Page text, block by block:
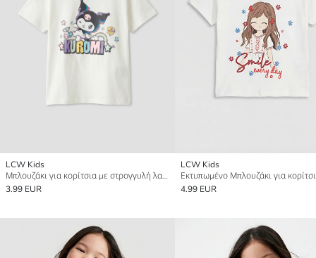
LCW Kids
Μπλουζάκι για κορίτσια με στρογγυλή λαιμόκοψη και εκτύπωση Kuromi
3.99 EUR
LCW Kids
Εκτυπωμένο Μπλουζάκι για
4.99 EUR